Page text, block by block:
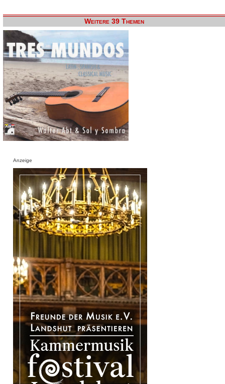
Weitere 39 Themen
Anzeige